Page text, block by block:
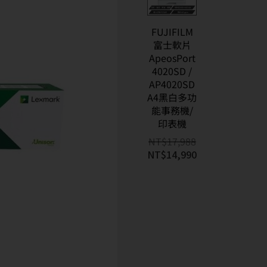
FUJIFILM
富士軟片
ApeosPort
4020SD /
AP4020SD
A4黑白多功
能事務機/
印表機
NT$ 17,988
NT$14,990